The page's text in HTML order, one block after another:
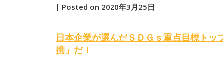
by
| Posted on 2020年3月25日
日本企業が選んだＳＤＧｓ重点目標トッ
携」だ！